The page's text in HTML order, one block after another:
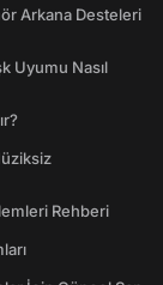
Arkana Desteleri
Uyumu Nasıl
Rehberi